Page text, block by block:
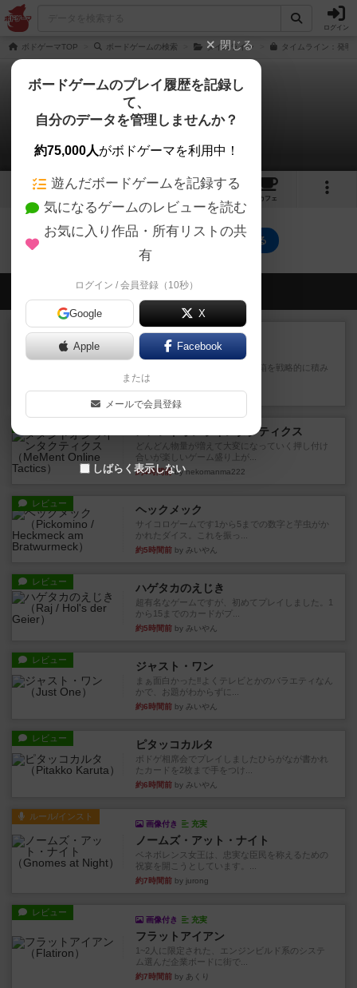
ログイン
ボドゲーマTOP ボードゲームの検索 タイムライン タイムライン：発明
タイムライン：発明編
0件の動画
2 3
カフェ
タイムライン：発明編のトップに戻る
会員の新しい投稿
ルール/インスト
マーケットフレッシュ
目的あなたの店先に農産物の木箱を戦略的に積み
重ねて在庫を最大化し、競合...
約3時間前by jurong
メメントオンラインタクティクス
どんどん物量が増えて大変になっていく押し付け
合いが楽しいゲーム盛り上が...
約4時間前by nekomanma222
レビュー ヘックメック
サイコロゲームです1から5までの数字と芋虫がか
かれたダイス。これを振っ...
約5時間前 by みいやん
レビュー ハゲタカのえじき
超有名なゲームですが、初めてプレイしました。1
から15までのカードがプ...
約5時間前 by みいやん
レビュー ジャスト・ワン
まぁ面白かった‼️よくテレビとかのバラエティなん
かで、お題がわからずに...
約6時間前 by みいやん
レビュー ピタッコカルタ
ボドゲ相席会でプレイしましたひらがなが書かれ
たカードを2枚まで手をつけ...
約6時間前 by みいやん
ルール/インスト
画像付き 充実
ノームズ・アット・ナイト
ベネボレンス女王は、忠実な臣民を称えるための
祝宴を開こうとしています。...
約7時間前 by jurong
レビュー
画像付き 充実
フラットアイアン
1~2人に限定された、エンジンビルド系のシステ
ム選んだ企業ボードに街で...
約7時間前 by あくり
閉じる
ボードゲームのプレイ履歴を記録し
て、
自分のデータを管理しませんか？
約75,000人がボドゲーマを利用中！
遊んだボードゲームを記録する
気になるゲームのレビューを読む
お気に入り作品・所有リストの共
有
ログイン / 会員登録（10秒）
Google X
Apple Facebook
または
メールで会員登録
しばらく表示しない